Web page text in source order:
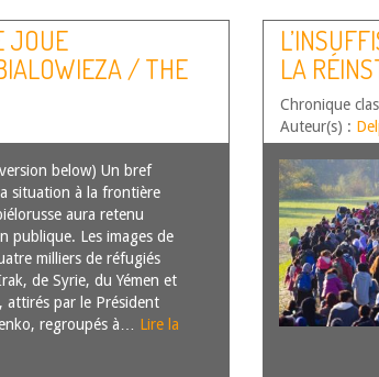
JOUE
/ THE
below) Un bref
situation à la frontière
aura retenu
publique. Les images de
milliers de réfugiés
de Syrie, du Yémen et
attirés par le Président
regroupés à… Lire la
LA
Chronique
Auteur(s) :